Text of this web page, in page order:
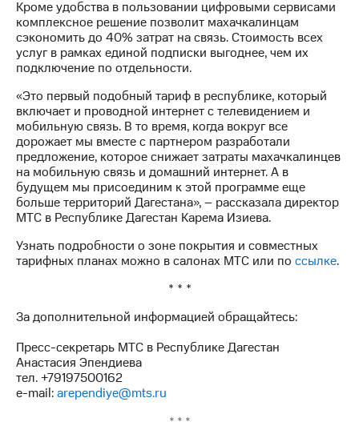
секретарь
Раскрытие
информации
Информация
акционерам
ПАО
"МТС"
Собрания
акционеров
Личный
кабинет
акционера
Акционерный
капитал
и
аудит
Описание
Программа
приобретения
Порядок
выкупа
акций
Кроме удобства в пользовании цифровыми сервисами
комплексное решение позволит махачкалинцам
сэкономить до 40% затрат на связь. Стоимость всех
услуг в рамках единой подписки выгоднее, чем их
подключение по отдельности.
«Это первый подобный тариф в республике, который
включает и проводной интернет с телевидением и
мобильную связь. В то время, когда вокруг все
дорожает мы вместе с партнером разработали
предложение, которое снижает затраты махачкалинцев
на мобильную связь и домашний интернет. А в
будущем мы присоединим к этой программе еще
больше территорий Дагестана», – рассказала директор
МТС в Республике Дагестан Карема Изиева.
Узнать подробности о зоне покрытия и совместных
тарифных планах можно в салонах МТС или по ссылке.
* * *
За дополнительной информацией обращайтесь:
Пресс-секретарь МТС в Республике Дагестан
Анастасия Эпендиева
тел. +79197500162
e-mail:arependiye@mts.ru
* * *